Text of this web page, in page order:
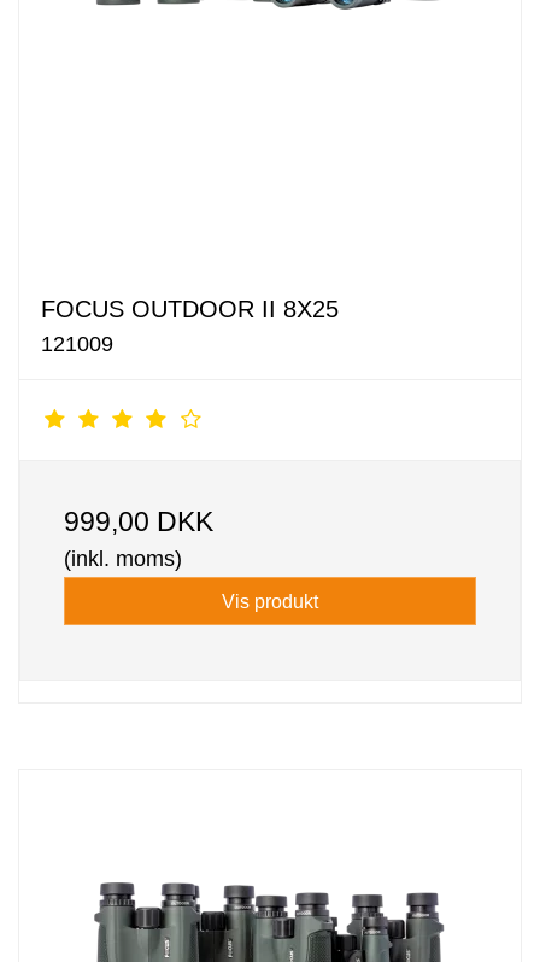
FOCUS OUTDOOR II 8X25
121009
999,00 DKK
(inkl. moms)
Vis produkt